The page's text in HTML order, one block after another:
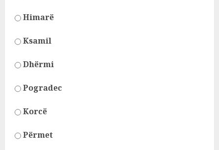
Himarë
Ksamil
Dhërmi
Pogradec
Korcë
Përmet